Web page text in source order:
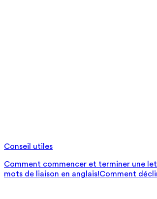
Conseil utiles
Comment commencer et terminer une
mots de liaison en anglais!Comment